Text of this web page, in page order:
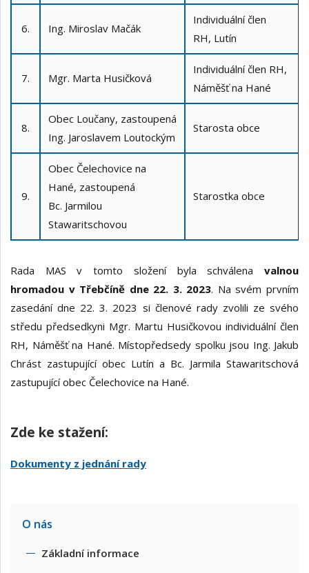
6. Ing. Miroslav Mačák
Individuální člen
RH, Lutín
7. Mgr. Marta Husičková
Individuální člen RH,
Náměšť na Hané
8.
Obec Loučany, zastoupená
Ing. Jaroslavem Loutockým
Starosta obce
9.
Obec Čelechovice na
Hané, zastoupená
Bc. Jarmilou
Stawaritschovou
Starostka obce
Rada MAS v tomto složení byla schválena valnou
hromadou v Třebčíně dne 22. 3. 2023. Na svém prvním
zasedání dne 22. 3. 2023 si členové rady zvolili ze svého
středu předsedkyni Mgr. Martu Husičkovou individuální člen
RH, Náměšť na Hané. Místopředsedy spolku jsou Ing. Jakub
Chrást zastupující obec Lutín a Bc. Jarmila Stawaritschová
zastupující obec Čelechovice na Hané.
Zde ke stažení:
Dokumenty z jednání rady
O nás
Základní informace